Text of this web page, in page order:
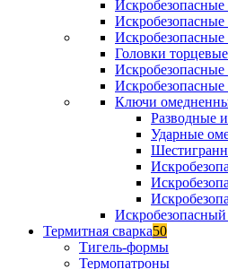
Головки
Искробезопасные
Ключи
Разводные
Ударные
Термитная сварка50
Тигель-формы
Термопатроны